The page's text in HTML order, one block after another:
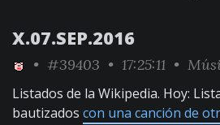
X.07.SEP.2016
• #39403 • 17:25:11 •
Listados de la Wikipedia. Hoy:
bautizados con una canción de